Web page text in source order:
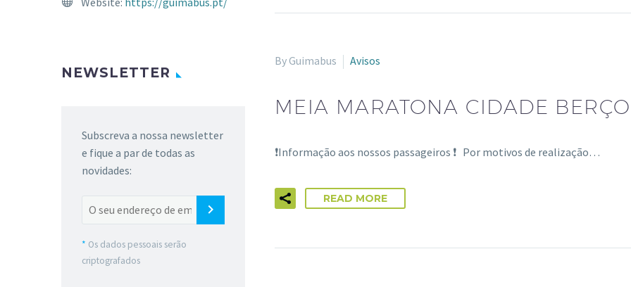
By Guimabus Avisos
MEIA MARATONA CIDADE
❗Informação aos nossos passageiros ❗ Por motivos de realização…
READ MORE
NEWSLETTER
Subscreva a nossa newsletter
e fique a par de todas as
novidades:
* Os dados pessoais serão
criptografados